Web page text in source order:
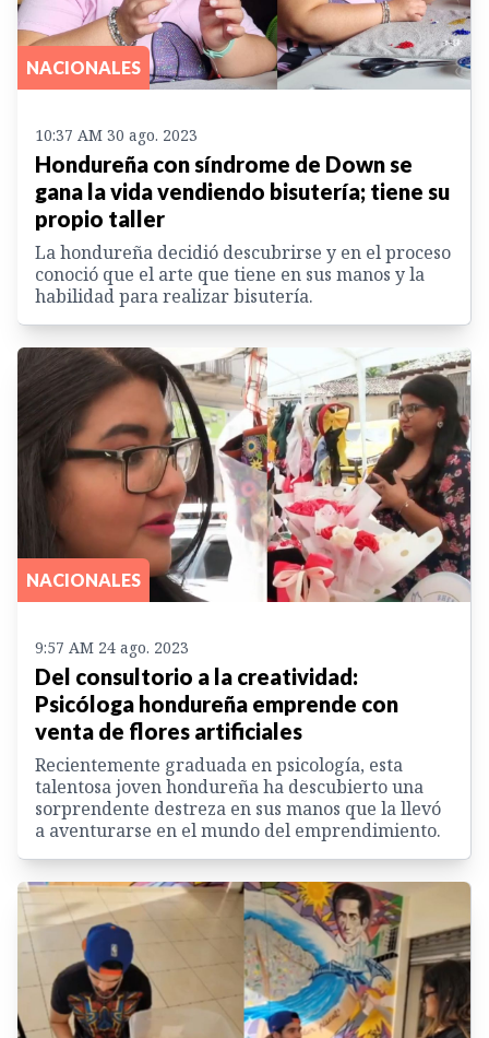
NACIONALES
10:37 AM 30 ago. 2023
Hondureña con síndrome de Down se
gana la vida vendiendo bisutería; tiene su
propio taller
La hondureña decidió descubrirse y en el proceso
conoció que el arte que tiene en sus manos y la
habilidad para realizar bisutería.
NACIONALES
9:57 AM 24 ago. 2023
Del consultorio a la creatividad:
Psicóloga hondureña emprende con
venta de flores artificiales
Recientemente graduada en psicología, esta
talentosa joven hondureña ha descubierto una
sorprendente destreza en sus manos que la llevó
a aventurarse en el mundo del emprendimiento.